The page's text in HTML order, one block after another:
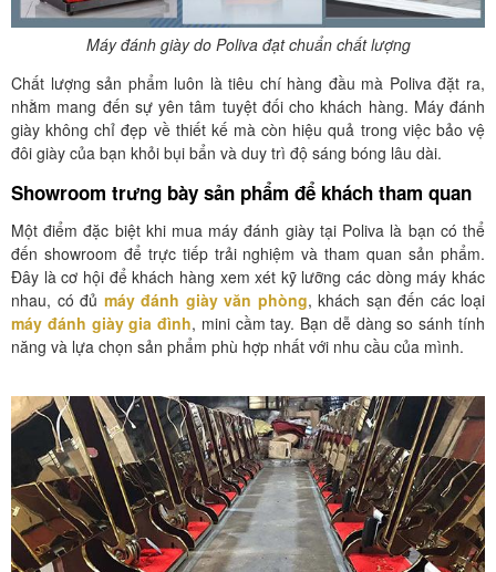
Máy đánh giày do Poliva đạt chuẩn chất lượng
Chất lượng sản phẩm luôn là tiêu chí hàng đầu mà Poliva đặt ra,
nhằm mang đến sự yên tâm tuyệt đối cho khách hàng. Máy đánh
giày không chỉ đẹp về thiết kế mà còn hiệu quả trong việc bảo vệ
đôi giày của bạn khỏi bụi bẩn và duy trì độ sáng bóng lâu dài.
Showroom trưng bày sản phẩm để khách tham quan
Một điểm đặc biệt khi mua máy đánh giày tại Poliva là bạn có thể
đến showroom để trực tiếp trải nghiệm và tham quan sản phẩm.
Đây là cơ hội để khách hàng xem xét kỹ lưỡng các dòng máy khác
nhau, có đủ máy đánh giày văn phòng, khách sạn đến các loại
máy đánh giày gia đình, mini cầm tay. Bạn dễ dàng so sánh tính
năng và lựa chọn sản phẩm phù hợp nhất với nhu cầu của mình.